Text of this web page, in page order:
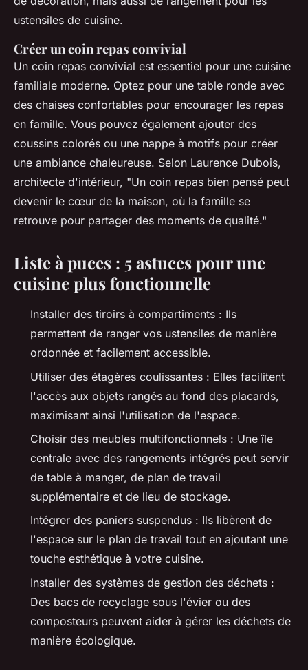
ustensiles de cuisine.
Créer un coin repas convivial
Un coin repas convivial est essentiel pour une cuisine
familiale moderne. Optez pour une table ronde avec
des chaises confortables pour encourager les repas
en famille. Vous pouvez également ajouter des
coussins colorés ou une nappe à motifs pour créer
une ambiance chaleureuse. Selon Laurence Dubois,
architecte d'intérieur, "Un coin repas bien pensé peut
devenir le cœur de la maison, où la famille se
retrouve pour partager des moments de qualité."
Liste à puces : 5 astuces pour une
cuisine plus fonctionnelle
Installer des tiroirs à compartiments : Ils
permettent de ranger vos ustensiles de manière
ordonnée et facilement accessible.
Utiliser des étagères coulissantes : Elles facilitent
l'accès aux objets rangés au fond des placards,
maximisant ainsi l'utilisation de l'espace.
Choisir des meubles multifonctionnels : Une île
centrale avec des rangements intégrés peut servir
de table à manger, de plan de travail
supplémentaire et de lieu de stockage.
Intégrer des paniers suspendus : Ils libèrent de
l'espace sur le plan de travail tout en ajoutant une
touche esthétique à votre cuisine.
Installer des systèmes de gestion des déchets :
Des bacs de recyclage sous l'évier ou des
composteurs peuvent aider à gérer les déchets de
manière écologique.